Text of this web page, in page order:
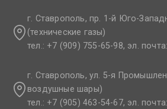
г. Ставрополь, пр. 1-й Юго-
(технические газы)
тел.: +7 (909) 755-65-98, эл.
г. Ставрополь, ул. 5-я
воздушные шары)
тел.: +7 (905) 463-54-67, эл.